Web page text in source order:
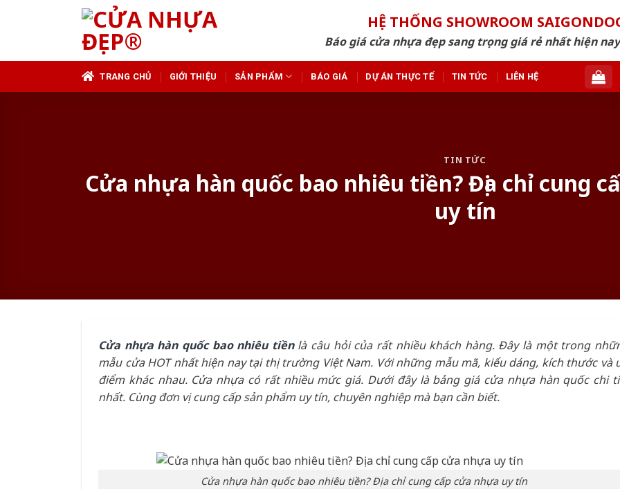
HỆ THỐNG SHOWROOM
Báo giá cửa nhựa đẹp sang trọng giá rẻ nhất hiện nay
TRANG CHỦ GIỚI THIỆU SẢN PHẨM BÁO GIÁ DỰ ÁN THỰC TẾ TIN TỨC LIÊN HỆ
TIN TỨC
Cửa nhựa hàn quốc bao nhiêu tiền? Địa chỉ cung
uy tín
Cửa nhựa hàn quốc bao nhiêu tiền là câu hỏi của rất nhiều khách hàng. Đây là một trong
mẫu cửa HOT nhất hiện nay tại thị trường Việt Nam. Với những mẫu mã, kiểu dáng, kích thước và
điểm khác nhau. Cửa nhựa có rất nhiều mức giá. Dưới đây là bảng giá cửa nhựa hàn quốc chi
nhất. Cùng đơn vị cung cấp sản phẩm uy tín, chuyên nghiệp mà bạn cần biết.
Cửa nhựa hàn quốc bao nhiêu tiền? Địa chỉ cung cấp cửa nhựa uy tín